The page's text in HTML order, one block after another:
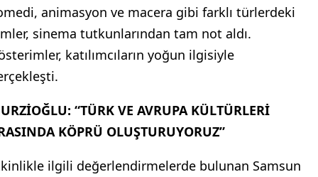
animasyon ve macera gibi farklı türlerdeki
sinema tutkunlarından tam not aldı.
katılımcıların yoğun ilgisiyle
“TÜRK VE AVRUPA KÜLTÜRLERİ
KÖPRÜ OLUŞTURUYORUZ”
ilgili değerlendirmelerde bulunan Samsun